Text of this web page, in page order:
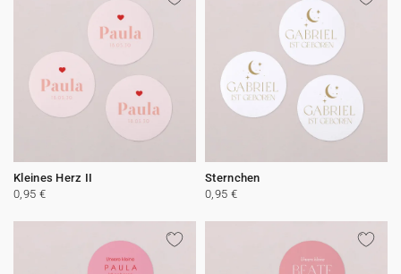
Kleines Herz II
0,95 €
Sternchen
0,95 €